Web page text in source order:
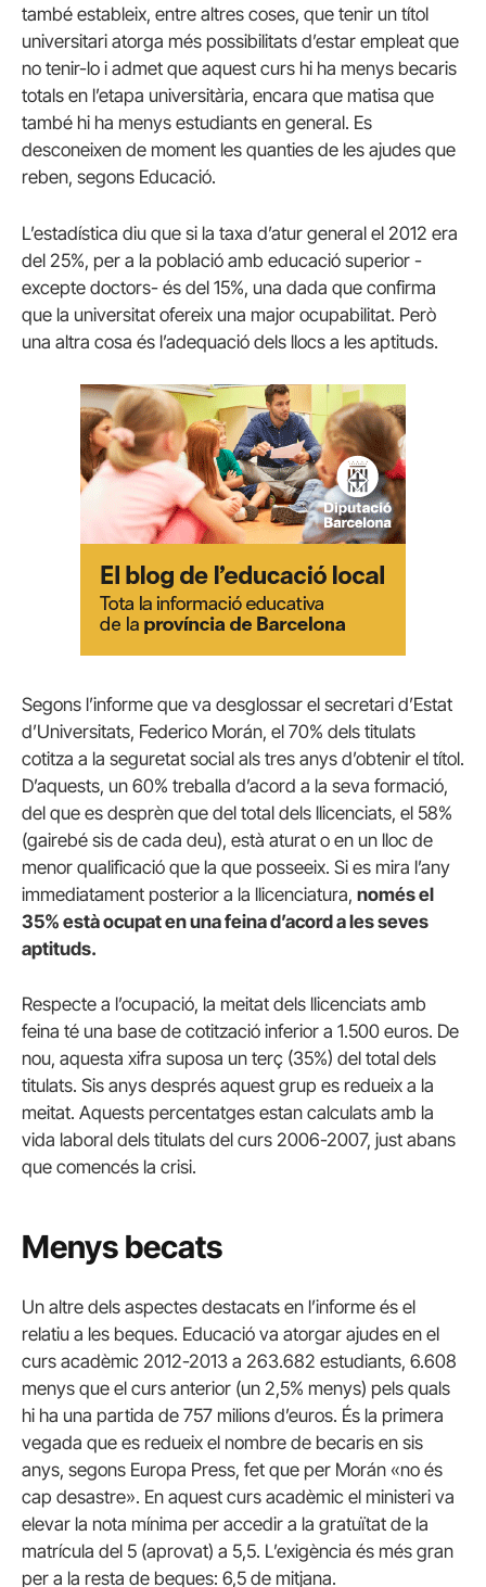
també estableix, entre altres coses, que tenir un títol
universitari atorga més possibilitats d’estar empleat que
no tenir-lo i admet que aquest curs hi ha menys becaris
totals en l’etapa universitària, encara que matisa que
també hi ha menys estudiants en general. Es
desconeixen de moment les quanties de les ajudes que
reben, segons Educació.
L’estadística diu que si la taxa d’atur general el 2012 era
del 25%, per a la població amb educació superior -
excepte doctors- és del 15%, una dada que confirma
que la universitat ofereix una major ocupabilitat. Però
una altra cosa és l’adequació dels llocs a les aptituds.
Segons l’informe que va desglossar el secretari d’Estat
d’Universitats, Federico Morán, el 70% dels titulats
cotitza a la seguretat social als tres anys d’obtenir el títol.
D’aquests, un 60% treballa d’acord a la seva formació,
del que es desprèn que del total dels llicenciats, el 58%
(gairebé sis de cada deu), està aturat o en un lloc de
menor qualificació que la que posseeix. Si es mira l’any
immediatament posterior a la llicenciatura, només el
35% està ocupat en una feina d’acord a les seves
aptituds.
Respecte a l’ocupació, la meitat dels llicenciats amb
feina té una base de cotització inferior a 1.500 euros. De
nou, aquesta xifra suposa un terç (35%) del total dels
titulats. Sis anys després aquest grup es redueix a la
meitat. Aquests percentatges estan calculats amb la
vida laboral dels titulats del curs 2006-2007, just abans
que comencés la crisi.
Menys becats
Un altre dels aspectes destacats en l’informe és el
relatiu a les beques. Educació va atorgar ajudes en el
curs acadèmic 2012-2013 a 263.682 estudiants, 6.608
menys que el curs anterior (un 2,5% menys) pels quals
hi ha una partida de 757 milions d’euros. És la primera
vegada que es redueix el nombre de becaris en sis
anys, segons Europa Press, fet que per Morán «no és
cap desastre». En aquest curs acadèmic el ministeri va
elevar la nota mínima per accedir a la gratuïtat de la
matrícula del 5 (aprovat) a 5,5. L’exigència és més gran
per a la resta de beques: 6,5 de mitjana.